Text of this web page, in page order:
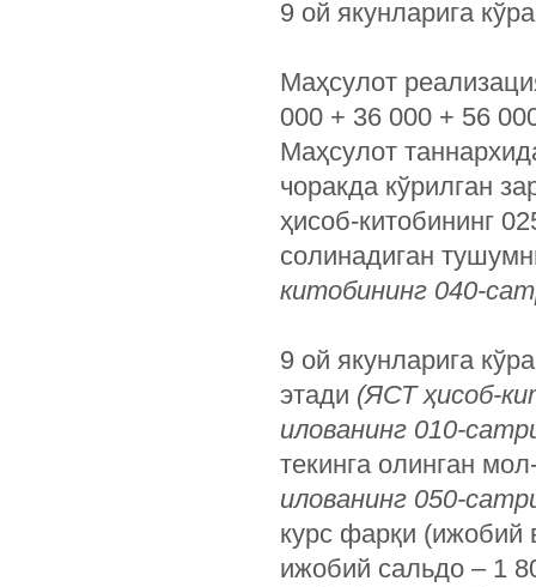
9 ой якунларига
Маҳсулот
000 + 36 000 + 56
Маҳсулот
чоракда кўрилган
ҳисоб-китобининг
солинадиган
китобининг 040-
9 ой якунларига
этади (ЯСТ ҳисоб-
илованинг 010-
текинга олинган
илованинг 050-
курс фарқи (ижобий
ижобий сальдо – 1